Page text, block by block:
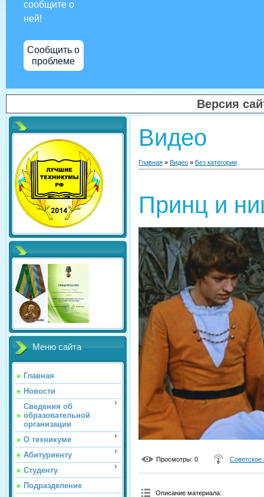
сообщите о
ней!
Сообщить о
проблеме
Версия
Меню сайта
Главная
Новости
Сведения об
образовательной
организации
О техникуме
Абитуриенту
Студенту
Подразделение
Видео
Главная » Видео » Без категории
Принц и
Просмотры: 0 Советское
Описание материала: